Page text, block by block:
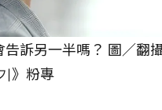
訴另一半嗎？ 圖／翻
》粉專